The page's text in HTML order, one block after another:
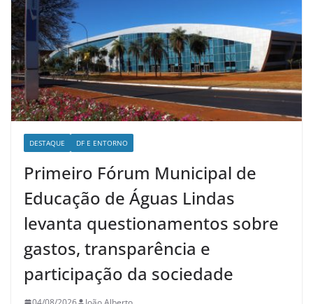
DESTAQUE DF E ENTORNO
Primeiro Fórum Municipal de
Educação de Águas Lindas
levanta questionamentos sobre
gastos, transparência e
participação da sociedade